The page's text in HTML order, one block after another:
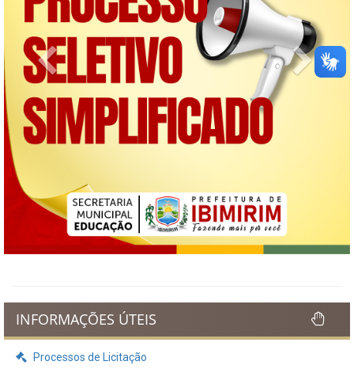
Previous Next
INFORMAÇÕES ÚTEIS
Processos de Licitação